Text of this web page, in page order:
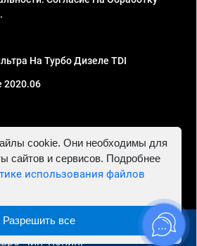
На Турбо Дизеле TDI
2020.06
ИНН 781302555843,
в Волгограде - Автосервис
Чип Тюнинг"
cookie. Они необходимы для
сайтов и сервисов. Подробнее
использования файлов
Разрешить все